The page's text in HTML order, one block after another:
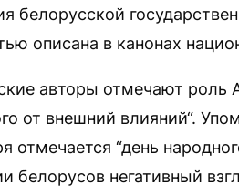
белорусской
описана в канонах
авторы отмечают роль
от внешний влияний“.
отмечается “день
белорусов негативный